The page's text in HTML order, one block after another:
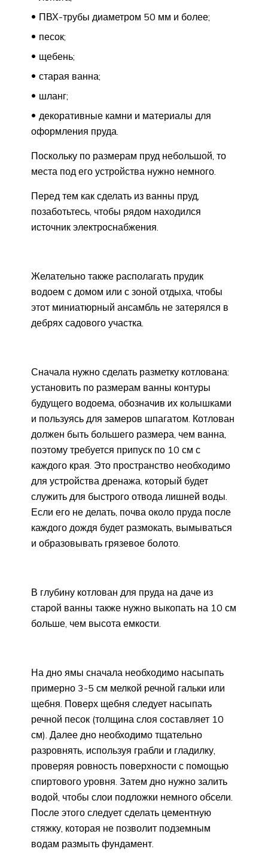
ПВХ-трубы диаметром 50 мм и более;
песок;
щебень;
старая ванна;
шланг;
декоративные камни и материалы для
оформления пруда.
Поскольку по размерам пруд небольшой, то
места под его устройства нужно немного.
Перед тем как сделать из ванны пруд,
позаботьтесь, чтобы рядом находился
источник электроснабжения.
Желательно также располагать прудик
водоем с домом или с зоной отдыха, чтобы
этот миниатюрный ансамбль не затерялся в
дебрях садового участка.
Сначала нужно сделать разметку котлована:
установить по размерам ванны контуры
будущего водоема, обозначив их колышками
и пользуясь для замеров шпагатом. Котлован
должен быть большего размера, чем ванна,
поэтому требуется припуск по 10 см с
каждого края. Это пространство необходимо
для устройства дренажа, который будет
служить для быстрого отвода лишней воды.
Если его не делать, почва около пруда после
каждого дождя будет размокать, вымываться
и образовывать грязевое болото.
В глубину котлован для пруда на даче из
старой ванны также нужно выкопать на 10 см
больше, чем высота емкости.
На дно ямы сначала необходимо насыпать
примерно 3-5 см мелкой речной гальки или
щебня. Поверх щебня следует насыпать
речной песок (толщина слоя составляет 10
см). Далее дно необходимо тщательно
разровнять, используя грабли и гладилку,
проверяя ровность поверхности с помощью
спиртового уровня. Затем дно нужно залить
водой, чтобы слои подложки немного обсели.
После этого следует сделать цементную
стяжку, которая не позволит подземным
водам размыть фундамент.